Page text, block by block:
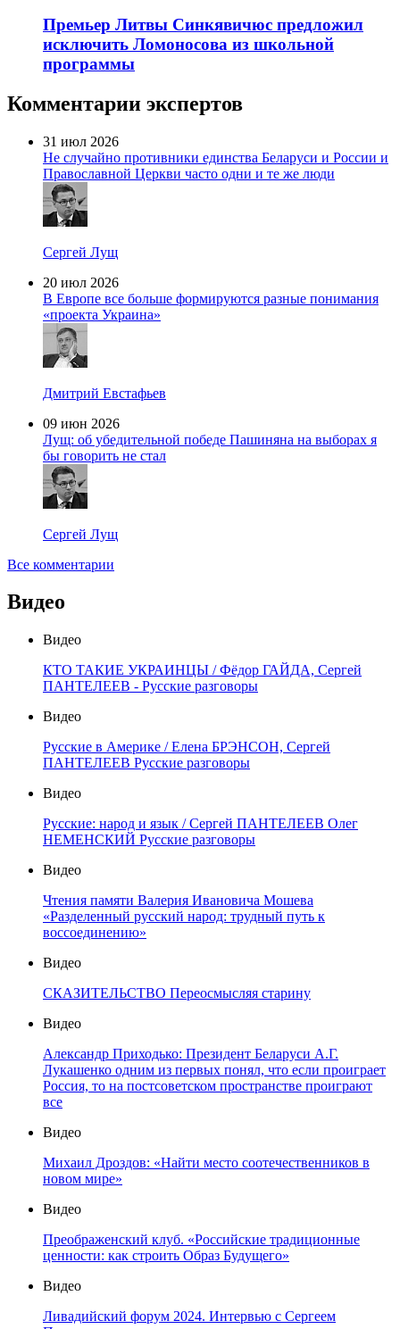
Премьер Литвы Синкявичюс предложил
исключить Ломоносова из школьной
программы
Комментарии экспертов
31 июл 2026
Не случайно противники единства Беларуси и России и
Православной Церкви часто одни и те же люди
Сергей Лущ
20 июл 2026
В Европе все больше формируются разные понимания
«проекта Украина»
Дмитрий Евстафьев
09 июн 2026
Лущ: об убедительной победе Пашиняна на выборах я
бы говорить не стал
Сергей Лущ
Все комментарии
Видео
Видео
КТО ТАКИЕ УКРАИНЦЫ / Фёдор ГАЙДА, Сергей
ПАНТЕЛЕЕВ - Русские разговоры
Видео
Русские в Америке / Елена БРЭНСОН, Сергей
ПАНТЕЛЕЕВ Русские разговоры
Видео
Русские: народ и язык / Сергей ПАНТЕЛЕЕВ Олег
НЕМЕНСКИЙ Русские разговоры
Видео
Чтения памяти Валерия Ивановича Мошева
«Разделенный русский народ: трудный путь к
воссоединению»
Видео
СКАЗИТЕЛЬСТВО Переосмысляя старину
Видео
Александр Приходько: Президент Беларуси А.Г.
Лукашенко одним из первых понял, что если проиграет
Россия, то на постсоветском пространстве проиграют
все
Видео
Михаил Дроздов: «Найти место соотечественников в
новом мире»
Видео
Преображенский клуб. «Российские традиционные
ценности: как строить Образ Будущего»
Видео
Ливадийский форум 2024. Интервью с Сергеем